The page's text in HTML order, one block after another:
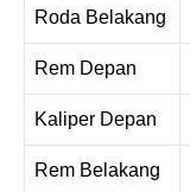
Roda Belakang
Rem Depan
Kaliper Depan
Rem Belakang